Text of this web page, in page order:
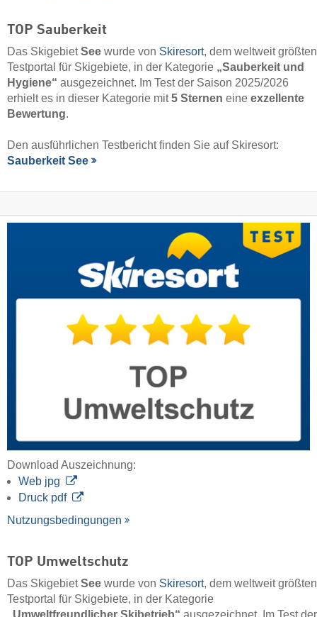
TOP Sauberkeit
Das SkigebietSee wurde von Skiresort, dem weltweit größten
Testportal für Skigebiete, in der Kategorie „Sauberkeit und
Hygiene“ ausgezeichnet. Im Test der Saison 2025/2026
erhielt es in dieser Kategorie mit5 Sternen eine exzellente
Bewertung.
Den ausführlichen Testbericht finden Sie auf Skiresort:
Sauberkeit See
Download Auszeichnung:
Web jpg
Druck pdf
Nutzungsbedingungen
TOP Umweltschutz
Das SkigebietSee wurde von Skiresort, dem weltweit größten
Testportal für Skigebiete, in der Kategorie